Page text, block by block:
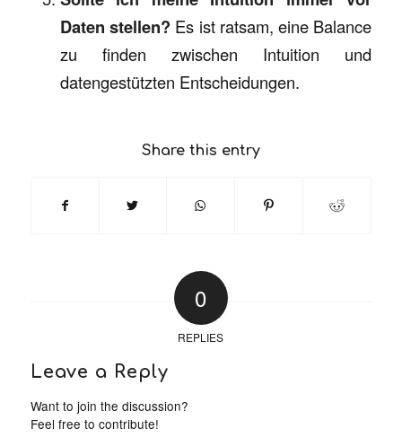
Daten stellen? Es ist ratsam, eine Balance
zu finden zwischen Intuition und
datengestützten Entscheidungen.
Share this entry
0
REPLIES
Leave a Reply
Want to join the discussion?
Feel free to contribute!